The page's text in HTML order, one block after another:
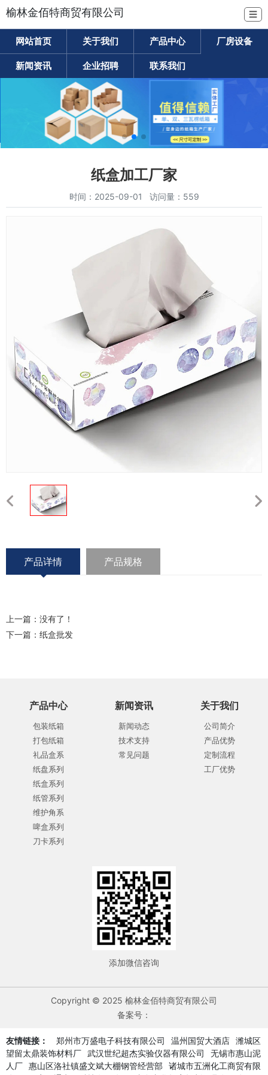
榆林金佰特商贸有限公司 ☰
网站首页 关于我们 产品中心 厂房设备
新闻资讯 企业招聘 联系我们
纸盒加工厂家
时间：2025-09-01 访问量：559
产品详情 产品规格
上一篇：没有了！
下一篇： 纸盒批发
产品中心
包装纸箱
打包纸箱
礼品盒系
纸盘系列
纸盒系列
纸管系列
维护角系
啤盒系列
刀卡系列
新闻资讯
新闻动态
技术支持
常见问题
关于我们
公司简介
产品优势
定制流程
工厂优势
添加微信咨询
Copyright © 2025 榆林金佰特商贸有限公司
备案号：
友情链接： 郑州市万盛电子科技有限公司 温州国贸大酒店 潍城区
望留太鼎装饰材料厂 武汉世纪超杰实验仪器有限公司
无锡市惠山泥
人厂 惠山区洛社镇盛文斌大棚钢管经营部 诸城市五洲化工商贸有限